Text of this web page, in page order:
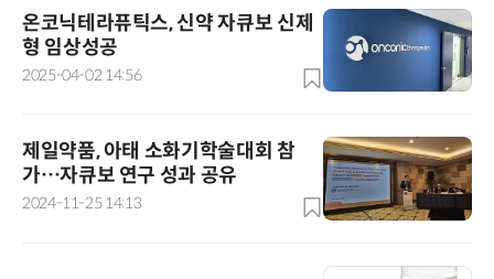
온코닉테라퓨틱스, 신약 자큐보 신제
형 임상성공
2025-04-02 14:56
제일약품, 아태 소화기학술대회 참
가…자큐보 연구 성과 공유
2024-11-25 14:13